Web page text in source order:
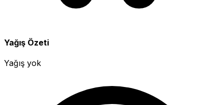
Yağış Özeti
Yağış yok